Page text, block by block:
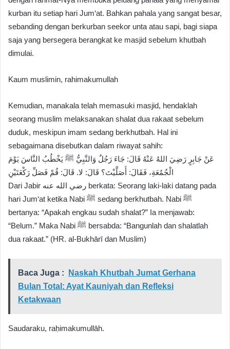
kurban itu setiap hari Jum‘at. Bahkan pahala yang sangat besar,
sebanding dengan berkurban seekor unta atau sapi, bagi siapa
saja yang bersegera berangkat ke masjid sebelum khutbah
dimulai.
Kaum muslimin, rahimakumullah
Kemudian, manakala telah memasuki masjid, hendaklah
seorang muslim melaksanakan shalat dua rakaat sebelum
duduk, meskipun imam sedang berkhutbah. Hal ini
sebagaimana disebutkan dalam riwayat sahih:
عَنْ جَابِرٍ رَضِيَ اللهُ عَنْهُ قَالَ: جَاءَ رَجُلٌ وَالنَّبِيُّ ﷺ يَخْطُبُ النَّاسَ يَوْمَ
الْجُمُعَةِ، فَقَالَ: أَصَلَّيْتَ؟ قَالَ: لا. قَالَ: قُمْ فَصَلِّ رَكْعَتَيْنِ
Dari Jabir رضي الله عنه berkata: Seorang laki-laki datang pada
hari Jum‘at ketika Nabi ﷺ sedang berkhutbah. Nabi ﷺ
bertanya: “Apakah engkau sudah shalat?” Ia menjawab:
“Belum.” Maka Nabi ﷺ bersabda: “Bangunlah dan shalatlah
dua rakaat.” (HR. al-Bukhārī dan Muslim)
Baca Juga :
Naskah Khutbah Jumat Gerhana
Bulan Total: Ayat Kauniyah dan Refleksi
Ketakwaan
Saudaraku, raḥimakumullāh.